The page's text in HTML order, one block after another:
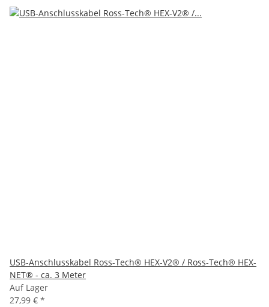
USB-Anschlusskabel Ross-Tech® HEX-V2® / Ross-Tech® HEX-
NET® - ca. 3 Meter
Auf Lager
27,99 € *